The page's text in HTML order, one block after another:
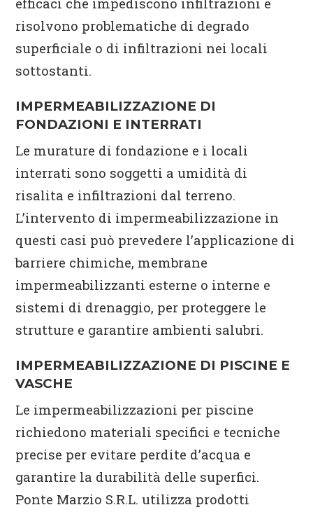
risolvono problematiche di degrado
superficiale o di infiltrazioni nei locali
sottostanti.
IMPERMEABILIZZAZIONE DI
FONDAZIONI E INTERRATI
Le murature di fondazione e i locali
interrati sono soggetti a umidità di
risalita e infiltrazioni dal terreno.
L’intervento di impermeabilizzazione in
questi casi può prevedere l’applicazione di
barriere chimiche, membrane
impermeabilizzanti esterne o interne e
sistemi di drenaggio, per proteggere le
strutture e garantire ambienti salubri.
IMPERMEABILIZZAZIONE DI PISCINE E
VASCHE
Le impermeabilizzazioni per piscine
richiedono materiali specifici e tecniche
precise per evitare perdite d’acqua e
garantire la durabilità delle superfici.
Ponte Marzio S.R.L. utilizza prodotti